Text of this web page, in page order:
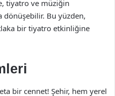
tiyatro ve müziğin
dönüşebilir. Bu yüzden,
bir tiyatro etkinliğine
bir cennet! Şehir, hem yerel